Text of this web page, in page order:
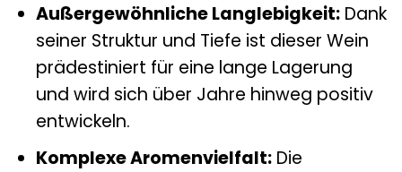
Außergewöhnliche Langlebigkeit:Dank
seiner Struktur und Tiefe ist dieser Wein
prädestiniert für eine lange Lagerung
und wird sich über Jahre hinweg positiv
entwickeln.
Komplexe Aromenvielfalt:Die